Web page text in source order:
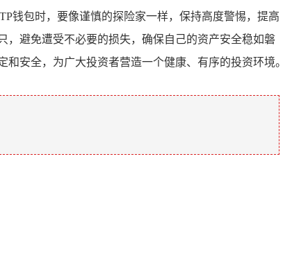
钱包时，要像谨慎的探险家一样，保持高度警惕，提高
，避免遭受不必要的损失，确保自己的资产安全稳如磐
安全，为广大投资者营造一个健康、有序的投资环境。